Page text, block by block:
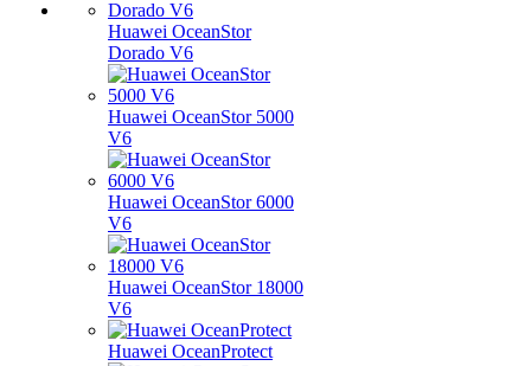
Huawei OceanStor
Dorado V6
Huawei OceanStor 5000
V6
Huawei OceanStor 6000
V6
Huawei OceanStor 18000
V6
Huawei OceanProtect